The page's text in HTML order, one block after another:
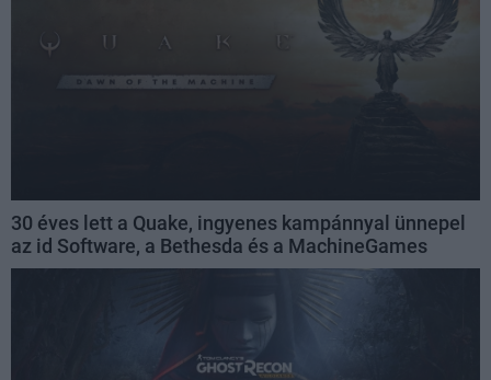
30 éves lett a Quake, ingyenes kampánnyal ünnepel
az id Software, a Bethesda és a MachineGames